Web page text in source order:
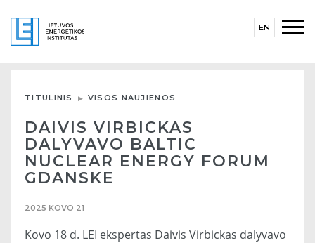
EN
TITULINIS VISOS NAUJIENOS
DAIVIS VIRBICKAS
DALYVAVO BALTIC
NUCLEAR ENERGY FORUM
GDANSKE
2025 KOVO 21
Kovo 18 d. LEI ekspertas Daivis Virbickas dalyvavo